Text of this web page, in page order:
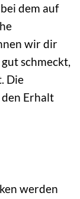
dem auf
wir dir
schmeckt,
Die
Erhalt
werden